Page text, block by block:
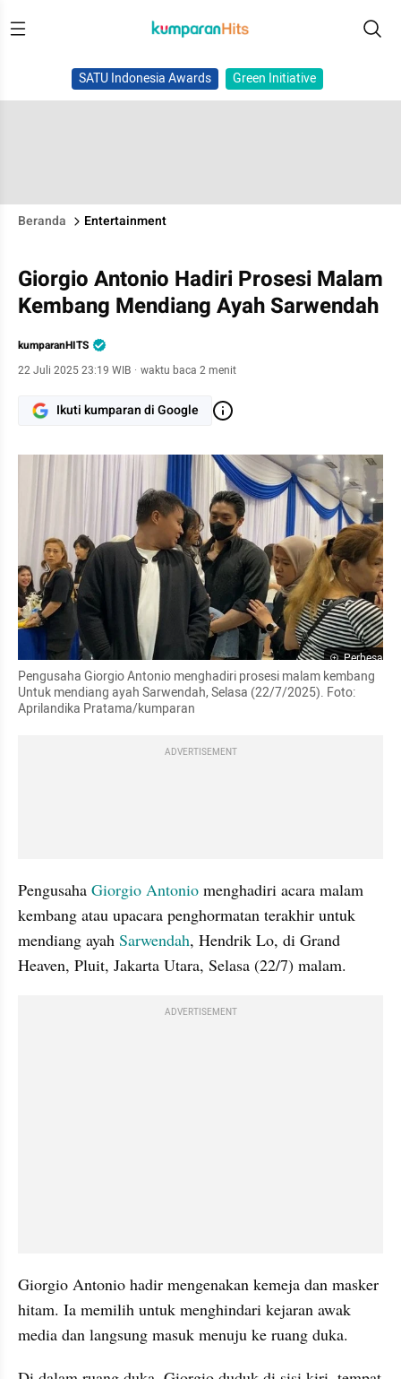
SATU Indonesia Awards Green Initiative
Beranda Entertainment
Giorgio Antonio Hadiri Prosesi Malam
Kembang Mendiang Ayah Sarwendah
kumparanHITS
22 Juli 2025 23:19 WIB · waktu baca 2 menit
Ikuti kumparan di Google
Perbesar
Pengusaha Giorgio Antonio menghadiri prosesi malam kembang
Untuk mendiang ayah Sarwendah, Selasa (22/7/2025). Foto:
Aprilandika Pratama/kumparan
ADVERTISEMENT
Pengusaha Giorgio Antonio menghadiri acara malam
kembang atau upacara penghormatan terakhir untuk
mendiang ayah Sarwendah, Hendrik Lo, di Grand
Heaven, Pluit, Jakarta Utara, Selasa (22/7) malam.
ADVERTISEMENT
Giorgio Antonio hadir mengenakan kemeja dan masker
hitam. Ia memilih untuk menghindari kejaran awak
media dan langsung masuk menuju ke ruang duka.